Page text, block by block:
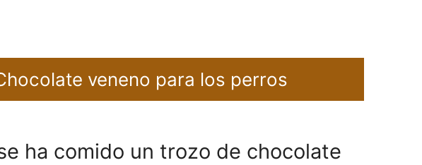
veneno para los perros
ha comido un trozo de chocolate